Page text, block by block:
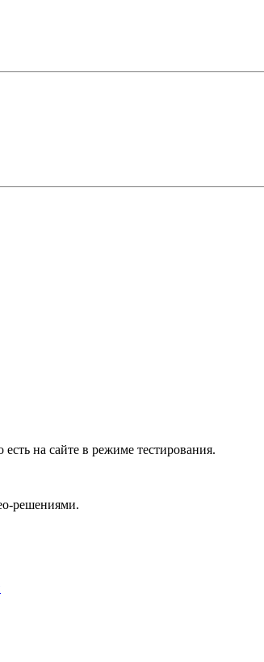
на сайте в режиме тестирования.
решениями.